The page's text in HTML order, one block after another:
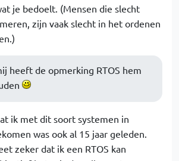
je bedoelt. (Mensen die slecht
zijn vaak slecht in het ordenen
heeft de opmerking RTOS hem
ik met dit soort systemen in
was ook al 15 jaar geleden.
zeker dat ik een RTOS kan